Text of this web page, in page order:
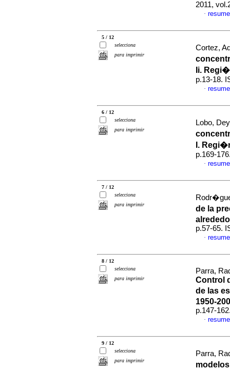
2011,
·
5 / 12
selecciona
para imprimir
Cortez,
Ii.
p.13-18.
·
6 / 12
selecciona
para imprimir
Lobo,
I.
p.169-
·
7 / 12
selecciona
para imprimir
de la
p.57-65.
·
8 / 12
selecciona
para imprimir
Parra,
Control
de las
1950-
p.147-
·
9 / 12
selecciona
para imprimir
Parra,